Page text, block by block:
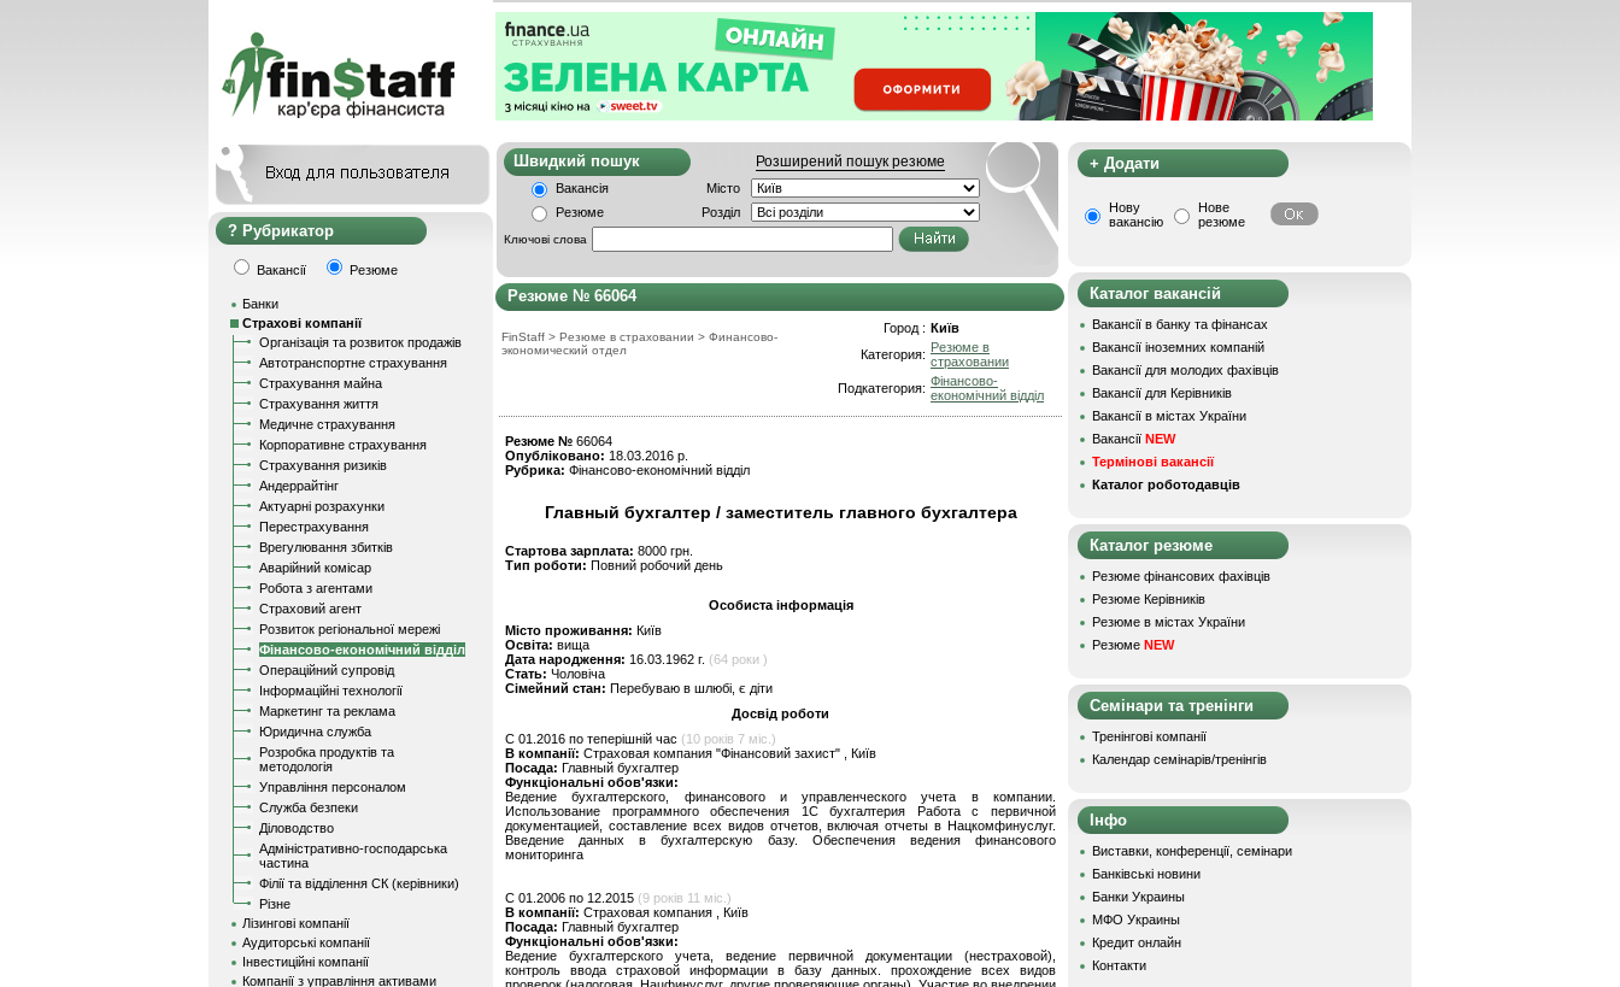
Рубрикатор
Вакансії Резюме
Банки
Страхові компанії
Організація та розвиток продажів
Автотранспортне страхування
Страхування майна
Страхування життя
Медичне страхування
Корпоративне страхування
Страхування ризиків
Андеррайтінг
Актуарні розрахунки
Перестрахування
Врегулювання збитків
Аварійний комісар
Робота з агентами
Страховий агент
Розвиток регіональної мережі
Фінансово-економічний відділ
Операційний супровід
Інформаційні технології
Маркетинг та реклама
Юридична служба
Розробка продуктів та
методологія
Управління персоналом
Служба безпеки
Діловодство
Адміністративно-господарська
частина
Філії та відділення СК (керівники)
Різне
Лізингові компанії
Аудиторські компанії
Інвестиційні компанії
Компанії з управління активами
Швидкий пошук Розширений пошук резюме
Вакансія
Місто
Резюме
Розділ
Ключові слова
Резюме № 66064
FinStaff > Резюме в страховании > Финансовo-
экономический отдел
Город : Київ
Категория: Резюме в
страховании
Подкатегория: Фінансово-
економічний відділ
Резюме № 66064
Опубліковано: 18.03.2016 р.
Рубрика: Фінансово-економічний відділ
Главный бухгалтер / заместитель главного бухгалтера
Стартова зарплата: 8000 грн.
Тип роботи: Повний робочий день
Особиста інформація
Місто проживання: Київ
Освіта: вища
Дата народження: 16.03.1962 г. (64 роки )
Стать: Чоловіча
Сімейний стан: Перебуваю в шлюбі, є діти
Досвід роботи
C 01.2016 по теперішній час (10 років 7 міс.)
В компанії: Страховая компания "Фінансовий захист" , Київ
Посада: Главный бухгалтер
Функціональні обов'язки:
Ведение бухгалтерского, финансового и управленческого учета в компании.
Использование программного обеспечения 1С бухгалтерия Работа с первичной
документацией, составление всех видов отчетов, включая отчеты в Нацкомфинуслуг.
Введение данных в бухгалтерскую базу. Обеспечения ведения финансового
мониторинга
C 01.2006 по 12.2015 (9 років 11 міс.)
В компанії: Страховая компания , Київ
Посада: Главный бухгалтер
Функціональні обов'язки:
Ведение бухгалтерского учета, ведение первичной документации (нестраховой),
контроль ввода страховой информации в базу данных. прохождение всех видов
+ Додати
Нову
вакансію
Нове
резюме
Каталог вакансій
Вакансії в банку та фінансах
Вакансії іноземних компаній
Вакансії для молодих фахівців
Вакансії для Керівників
Вакансії в містах України
Вакансії NEW
Термінові вакансії
Каталог роботодавців
Каталог резюме
Резюме фінансових фахівців
Резюме Керівників
Резюме в містах України
Резюме NEW
Семінари та тренінги
Тренінгові компанії
Календар семінарів/тренінгів
Інфо
Виставки, конференції, семінари
Банківські новини
Банки Украины
МФО Украины
Кредит онлайн
Контакти